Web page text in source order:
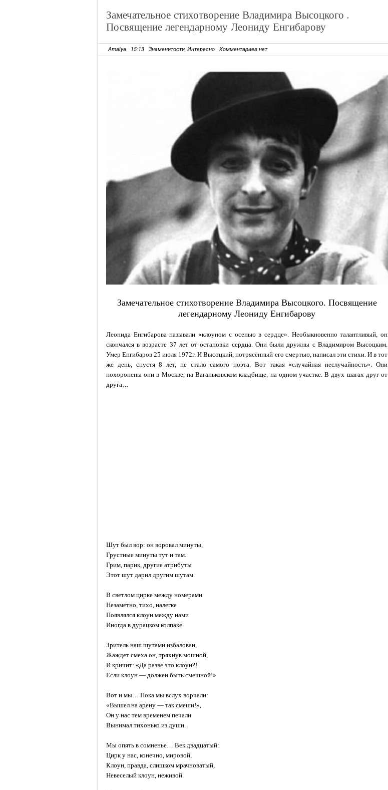
Замечательное стихотворение Владимира Высоцкого .
Посвящение легендарному Леониду Енгибарову
Amalya 15:13 Знаменитости, Интересно Комментариев нет
Замечательное стихотворение Владимира Высоцкого. Посвящение
легендарному Леониду Енгибарову
Леонида Енгибарова называли «клоуном с осенью в сердце». Необыкновенно талантливый, он
скончался в возрасте 37 лет от остановки сердца. Они были дружны с Владимиром Высоцким.
Умер Енгибаров 25 июля 1972г. И Высоцкий, потрясённый его смертью, написал эти стихи. И в тот
же день, спустя 8 лет, не стало самого поэта. Вот такая «случайная неслучайность». Они
похоронены они в Москве, на Ваганьковском кладбище, на одном участке. В двух шагах друг от
друга…
Шут был вор: он воровал минуты,
Грустные минуты тут и там.
Грим, парик, другие атрибуты
Этот шут дарил другим шутам.
В светлом цирке между номерами
Незаметно, тихо, налегке
Появлялся клоун между нами
Иногда в дурацком колпаке.
Зритель наш шутами избалован,
Жаждет смеха он, тряхнув мошной,
И кричит: «Да разве это клоун?!
Если клоун — должен быть смешной!»
Вот и мы… Пока мы вслух ворчали:
«Вышел на арену — так смеши!»,
Он у нас тем временем печали
Вынимал тихонько из души.
Мы опять в сомненье… Век двадцатый:
Цирк у нас, конечно, мировой,
Клоун, правда, слишком мрачноватый,
Невеселый клоун, неживой.